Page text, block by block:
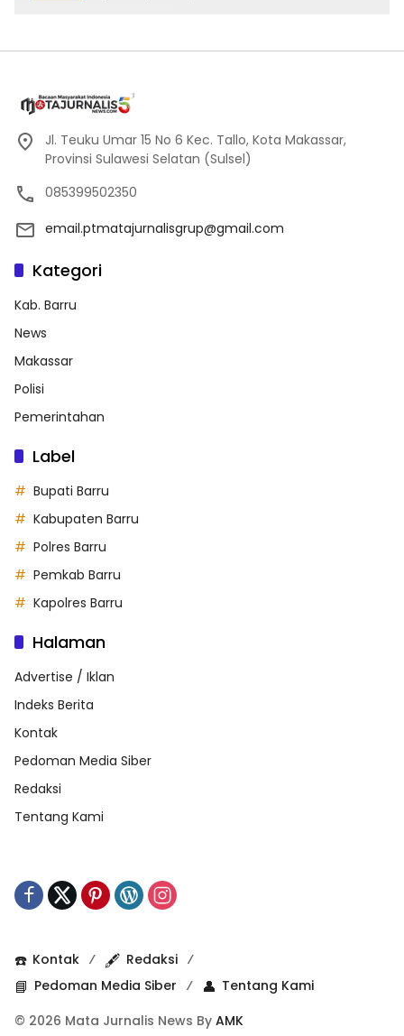
Jl. Teuku Umar 15 No 6 Kec. Tallo, Kota Makassar,
Provinsi Sulawesi Selatan (Sulsel)
085399502350
email.ptmatajurnalisgrup@gmail.com
Kategori
Kab. Barru
News
Makassar
Polisi
Pemerintahan
Label
Bupati Barru
Kabupaten Barru
Polres Barru
Pemkab Barru
Kapolres Barru
Halaman
Advertise / Iklan
Indeks Berita
Kontak
Pedoman Media Siber
Redaksi
Tentang Kami
☎️ Kontak 🖋️ Redaksi
📘 Pedoman Media Siber 👤 Tentang Kami
© 2026 Mata Jurnalis News By AMK